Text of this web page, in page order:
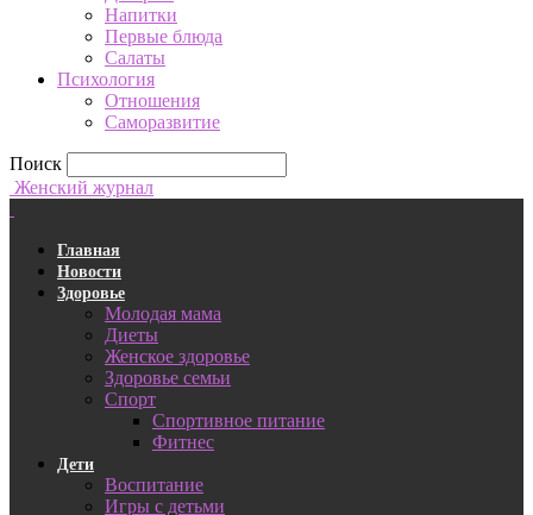
Напитки
Первые блюда
Салаты
Психология
Отношения
Саморазвитие
Поиск
Женский журнал
Главная
Новости
Здоровье
Молодая мама
Диеты
Женское здоровье
Здоровье семьи
Спорт
Спортивное питание
Фитнес
Дети
Воспитание
Игры с детьми